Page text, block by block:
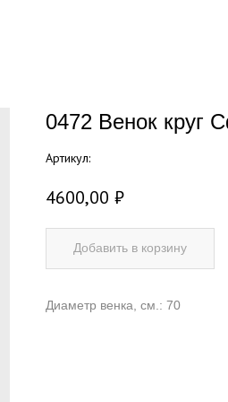
0472 Венок круг
Артикул:
4600,00 ₽
Добавить в корзину
Диаметр венка, см.: 70